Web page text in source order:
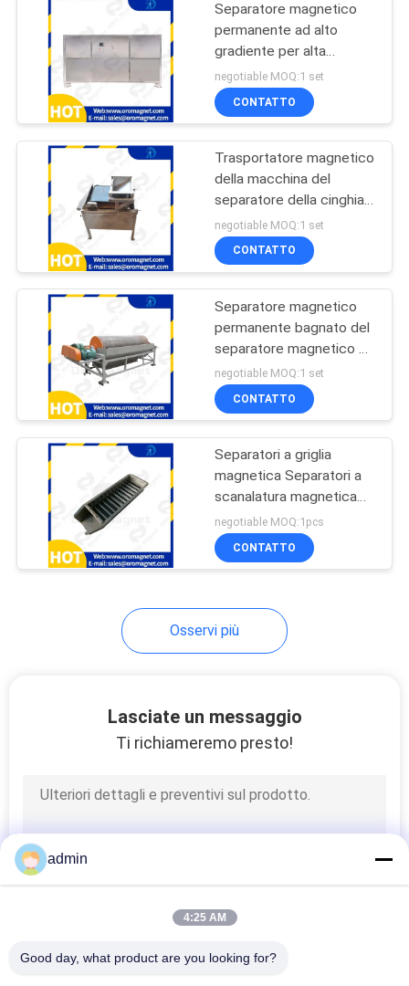
Separatore
magnetico bagnato
109
Separatore
magnetico
permanente
Separatore
magnetico del
nastro trasportatore
separatore del
Separatore
magnetico di
Overband
Separatore magnetico
permanente ad alto
gradiente per alta
capacità di produzione
negotiable MOQ:1 set
CONTATTO
Trasportatore magnetico
della macchina del
separatore della cinghia
della puleggia per
carbonio attivato
negotiable MOQ:1 set
CONTATTO
Separatore magnetico
permanente bagnato del
separatore magnetico ad
alta intensità bagnato a
tamburo
negotiable MOQ:1 set
CONTATTO
Separatori a griglia
magnetica Separatori a
scanalatura magnetica
utilizzati in smalti
ceramici ad alta intensità
magnetica
negotiable MOQ:1pcs
CONTATTO
Osservi più
Lasciate un messaggio
Ti richiameremo presto!
admin
4:25 AM
Good day, what product are you looking for?